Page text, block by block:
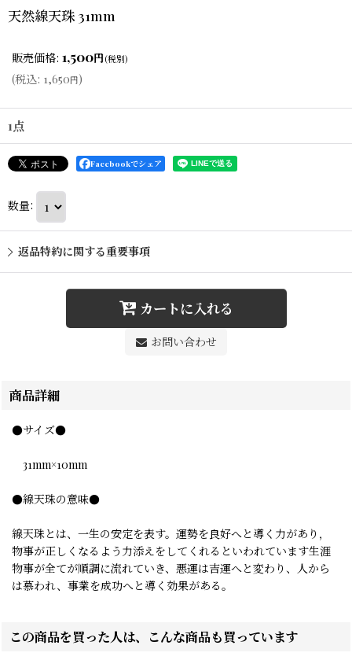
天然線天珠 31mm
販売価格: 1,500円(税別)
(税込: 1,650円)
1点
Facebookでシェア
数量:
返品特約に関する重要事項
カートに入れる
お問い合わせ
商品詳細
●サイズ●
31mm×10mm
●線天珠の意味●
線天珠とは、一生の安定を表す。運勢を良好へと導く力があり，
物事が正しくなるよう力添えをしてくれるといわれています生涯
物事が全てが順調に流れていき、悪運は吉運へと変わり、人から
は慕われ、事業を成功へと導く効果がある。
この商品を買った人は、こんな商品も買っています